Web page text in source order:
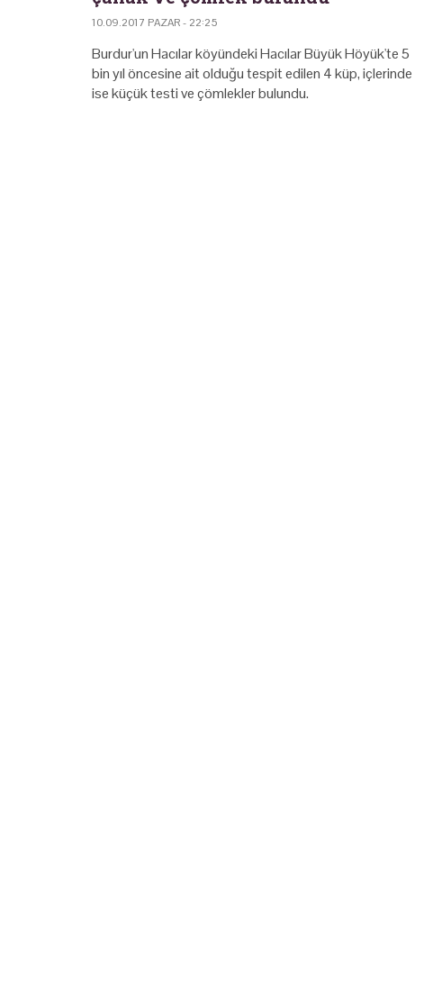
10.09.2017 PAZAR - 22:25
Burdur'un Hacılar köyündeki Hacılar Büyük Höyük'te 5
bin yıl öncesine ait olduğu tespit edilen 4 küp, içlerinde
ise küçük testi ve çömlekler bulundu.